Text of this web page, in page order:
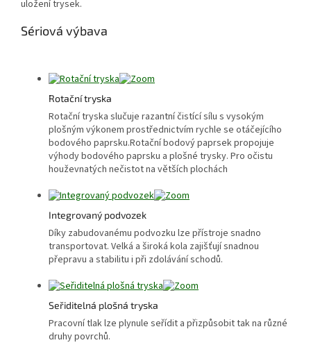
uložení trysek.
Sériová výbava
Rotační tryska
Rotační tryska slučuje razantní čistící sílu s vysokým
plošným výkonem prostřednictvím rychle se otáčejícího
bodového paprsku.Rotační bodový paprsek propojuje
výhody bodového paprsku a plošné trysky. Pro očistu
houževnatých nečistot na větších plochách
Integrovaný podvozek
Díky zabudovanému podvozku lze přístroje snadno
transportovat. Velká a široká kola zajišťují snadnou
přepravu a stabilitu i při zdolávání schodů.
Seřiditelná plošná tryska
Pracovní tlak lze plynule seřídit a přizpůsobit tak na různé
druhy povrchů.